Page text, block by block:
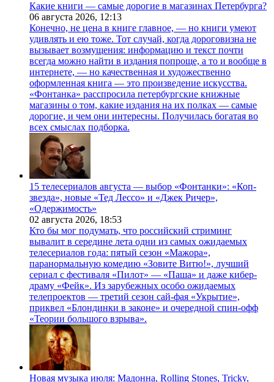
Какие книги — самые дорогие в магазинах Петербурга?
06 августа 2026, 12:13
Конечно, не цена в книге главное, — но книги умеют
удивлять и ею тоже. Тот случай, когда дороговизна не
вызывает возмущения: информацию и текст почти
всегда можно найти в издания попроще, а то и вообще в
интернете, — но качественная и художественно
оформленная книга — это произведение искусства.
«Фонтанка» расспросила петербургские книжные
магазины о том, какие издания на их полках — самые
дорогие, и чем они интересны. Получилась богатая во
всех смыслах подборка.
15 телесериалов августа — выбор «Фонтанки»: «Коп-
звезда», новые «Тед Лессо» и «Джек Ричер»,
«Одержимость»
02 августа 2026, 18:53
Кто бы мог подумать, что российский стриминг
вывалит в середине лета одни из самых ожидаемых
телесериалов года: пятый сезон «Мажора»,
паранормальную комедию «Зовите Витю!», лучший
сериал с фестиваля «Пилот» — «Паша» и даже кибер-
драму «Фейк». Из зарубежных особо ожидаемых
телепроектов — третий сезон сай-фая «Укрытие»,
приквел «Блондинки в законе» и очередной спин-офф
«Теории большого взрыва».
Новая музыка июля: Мадонна, Rolling Stones, Tricky,